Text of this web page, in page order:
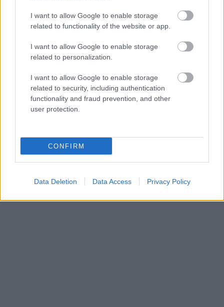
I want to allow Google to enable storage
related to functionality of the website or app.
I want to allow Google to enable storage
related to personalization.
I want to allow Google to enable storage
related to security, including authentication
functionality and fraud prevention, and other
user protection.
CONFIRM
Data Deletion Data Access Privacy Policy